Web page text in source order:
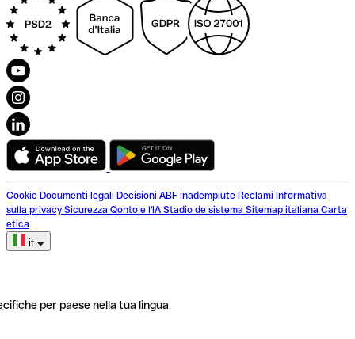
Cookie Documenti legali Decisioni ABF inadempiute Reclami Informativa
sulla privacy Sicurezza Qonto e l'IA Stadio de sistema Sitemap italiana Carta
etica
it
per paese nella tua lingua